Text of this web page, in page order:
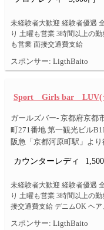
未経験者大歓迎 経験者優遇
り 土曜も営業 3時間以上の
も営業 面接交通費支給
スポンサー: LigthBaito
Sport Girls bar LUV(
ガールズバー- 京都府京都
町271番地 第一観光ビル
阪急「京都河原町駅」よ
カウンターレディ
未経験者大歓迎 経験者優遇
り 土曜も営業 3時間以上の
接交通費支給 デニムOK ヘア
スポンサー: LigthBaito